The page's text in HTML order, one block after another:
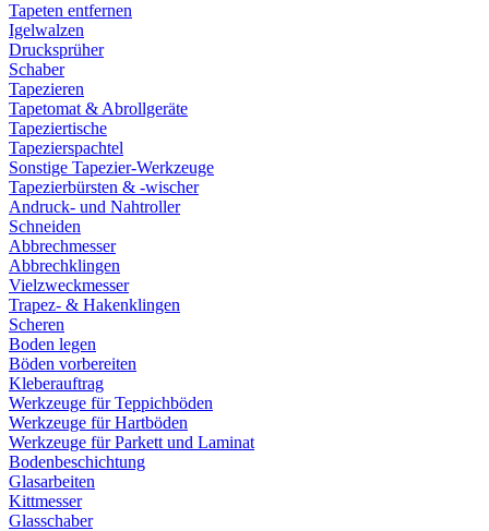
Tapeten entfernen
Igelwalzen
Drucksprüher
Schaber
Tapezieren
Tapetomat & Abrollgeräte
Tapeziertische
Tapezierspachtel
Sonstige Tapezier-Werkzeuge
Tapezierbürsten & -wischer
Andruck- und Nahtroller
Schneiden
Abbrechmesser
Abbrechklingen
Vielzweckmesser
Trapez- & Hakenklingen
Scheren
Boden legen
Böden vorbereiten
Kleberauftrag
Werkzeuge für Teppichböden
Werkzeuge für Hartböden
Werkzeuge für Parkett und Laminat
Bodenbeschichtung
Glasarbeiten
Kittmesser
Glasschaber